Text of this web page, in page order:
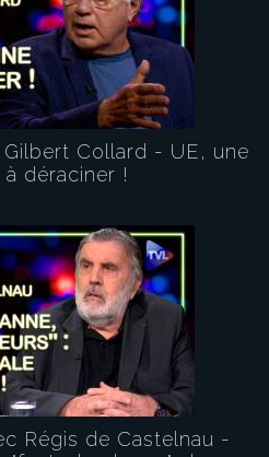
Collard - UE, une
à déraciner !
Régis de Castelnau -